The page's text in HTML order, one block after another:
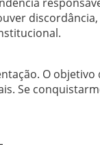
O objetivo
Se